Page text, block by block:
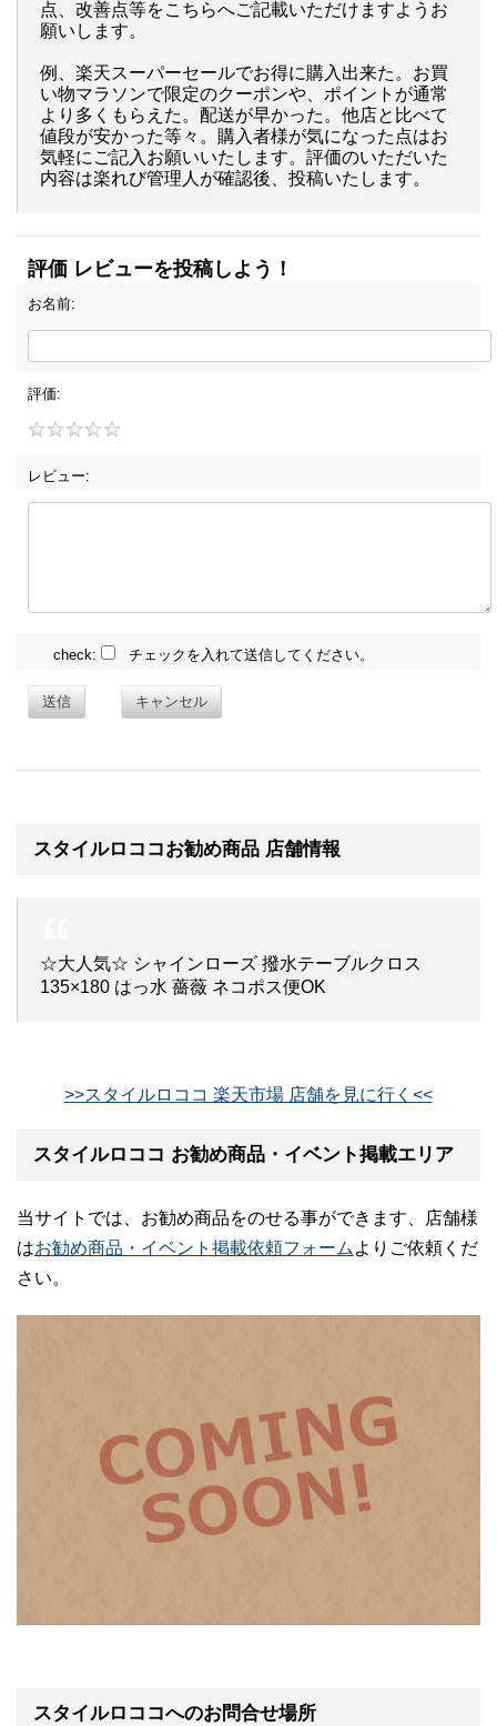
点、改善点等をこちらへご記載いただけますようお
願いします。
例、楽天スーパーセールでお得に購入出来た。お買
い物マラソンで限定のクーポンや、ポイントが通常
より多くもらえた。配送が早かった。他店と比べて
値段が安かった等々。購入者様が気になった点はお
気軽にご記入お願いいたします。評価のいただいた
内容は楽れび管理人が確認後、投稿いたします。
評価 レビューを投稿しよう！
お名前:
評価:
レビュー:
check: チェックを入れて送信してください。
送信 キャンセル
スタイルロココお勧め商品 店舗情報
☆大人気☆ シャインローズ 撥水テーブルクロス
135×180 はっ水 薔薇 ネコポス便OK
>>スタイルロココ 楽天市場 店舗を見に行く<<
スタイルロココ お勧め商品・イベント掲載エリア
当サイトでは、お勧め商品をのせる事ができます、店舗様
はお勧め商品・イベント掲載依頼フォーム よりご依頼くだ
さい。
スタイルロココへのお問合せ場所